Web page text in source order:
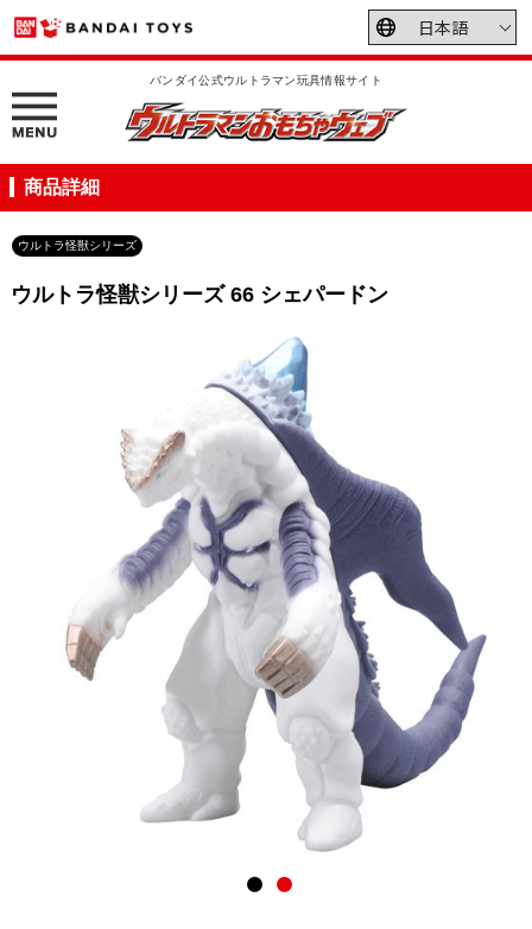
バンダイ公式ウルトラマン玩具情報サイト
商品詳細
ウルトラ怪獣シリーズ
ウルトラ怪獣シリーズ 66 シェパードン